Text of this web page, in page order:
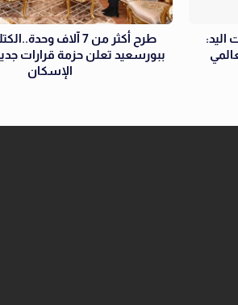
اليد:
طرح أكثر من 7 آلاف
ببورسعيد تعلن حزمة قرارات
الإسكان